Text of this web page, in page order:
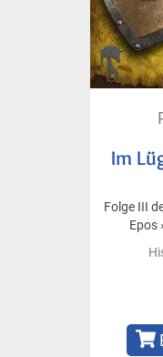
Im
Folge III
Epos